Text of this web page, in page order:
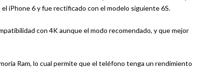
iPhone 6 y fue rectificado con el modelo siguiente 6S.
con 4K aunque el modo recomendado, y que mejor
Ram, lo cual permite que el teléfono tenga un rendimiento